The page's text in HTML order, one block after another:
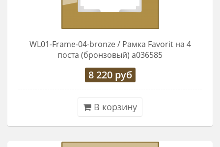
WL01-Frame-04-bronze / Рамка Favorit на 4
поста (бронзовый) a036585
8 220руб
В корзину